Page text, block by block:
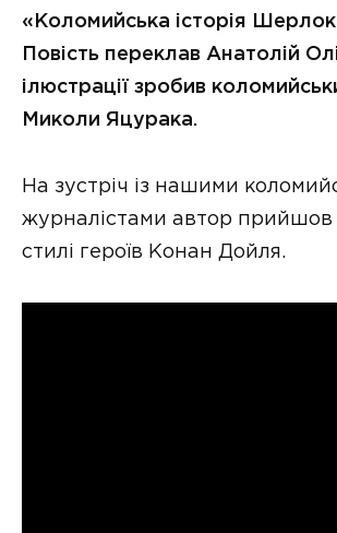
«Коломийська історія
Повість переклав Анатолій
ілюстрації зробив
Миколи Яцурака.
На зустріч із нашими
журналістами автор прийшов
стилі героїв Конан Дойля.